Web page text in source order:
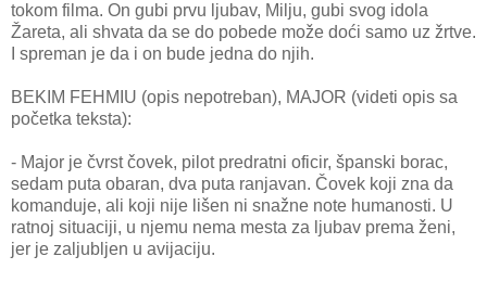
tokom filma. On gubi prvu ljubav, Milju, gubi svog idola
Žareta, ali shvata da se do pobede može doći samo uz žrtve.
I spreman je da i on bude jedna do njih.
BEKIM FEHMIU (opis nepotreban), MAJOR (videti opis sa
početka teksta):
- Major je čvrst čovek, pilot predratni oficir, španski borac,
sedam puta obaran, dva puta ranjavan. Čovek koji zna da
komanduje, ali koji nije lišen ni snažne note humanosti. U
ratnoj situaciji, u njemu nema mesta za ljubav prema ženi,
jer je zaljubljen u avijaciju.